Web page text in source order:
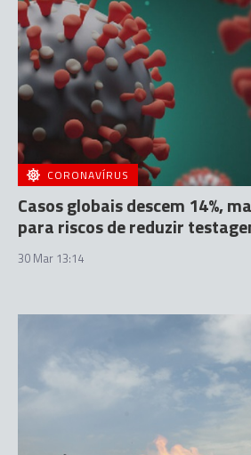
CORONAVÍRUS
Casos globais descem 14%,
para riscos de reduzir
30 Mar 13:14